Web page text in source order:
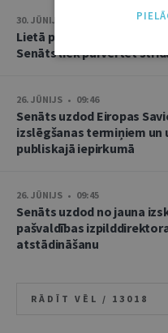
30. JŪNIJS • 14:58
Lietā par namu
Senāts liek pārvērtēt
26. JŪNIJS • 09:46
Senāts uzdod Eiropas
izslēgšanas termiņiem un
publiskajā iepirkumā
26. JŪNIJS • 09:45
Senāts uzdod no jauna
pašvaldības
atstādināšanu
RĀDĪT VĒL / 13018